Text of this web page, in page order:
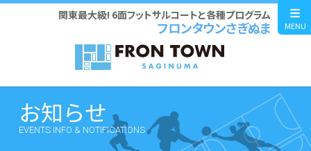
関東最大級! 6面フットサルコートと各種プログラム
フロンタウンさぎぬま MENU
お知らせ
EVENTS INFO & NOTIFICATIONS